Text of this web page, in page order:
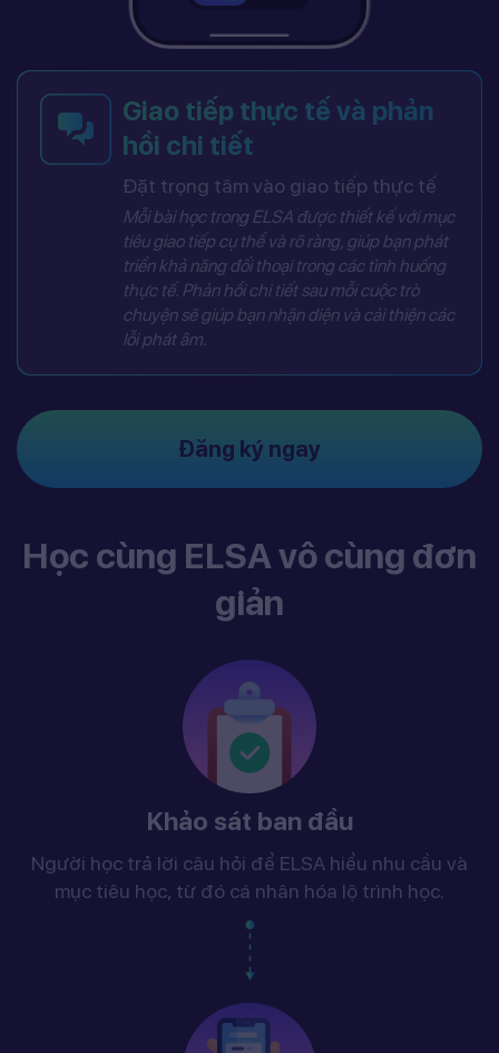
Giao tiếp thực tế và phản
hồi chi tiết
Đặt trọng tâm vào giao tiếp thực tế
Mỗi bài học trong ELSA được thiết kế với mục
tiêu giao tiếp cụ thể và rõ ràng, giúp bạn phát
triển khả năng đối thoại trong các tình huống
thực tế. Phản hồi chi tiết sau mỗi cuộc trò
chuyện sẽ giúp bạn nhận diện và cải thiện các
lỗi phát âm.
Đăng ký ngay
Học cùng ELSA vô cùng đơn
giản
Khảo sát ban đầu
Người học trả lời câu hỏi để ELSA hiểu nhu cầu và
mục tiêu học, từ đó cá nhân hóa lộ trình học.